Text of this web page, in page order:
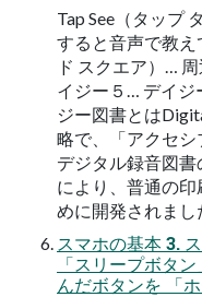
Tap See（タップ
すると音声で教え
ド スクエア）…
イジー５… デイジ
ジー図書とは
略で、「アクセシ
デジタル録音図
により、普通の
めに開発されまし
スマホの基本 3.
「スリープボタ
んだボタンを 「